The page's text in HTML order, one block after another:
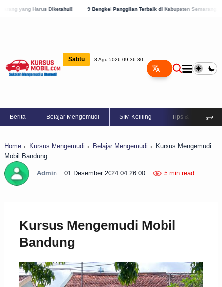
Diketahui! 9 Bengkel Panggilan Terbaik di Kabupaten Semarang, Cek Sekarang!
Sabtu 8 Agu 2026 09:36:30
Berita Belajar Mengemudi SIM Keliling Tips & Trik ⥅
Home Kursus Mengemudi Belajar Mengemudi
Kursus Mengemudi
Mobil Bandung
Admin 01 Desember 2024 04:26:00 5 min read
Kursus Mengemudi Mobil
Bandung